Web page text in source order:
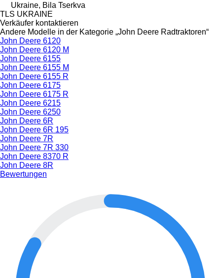
Ukraine, Bila Tserkva
TLS UKRAINE
Verkäufer kontaktieren
Andere Modelle in der Kategorie „John Deere Radtraktoren“
John Deere 6120
John Deere 6120 M
John Deere 6155
John Deere 6155 M
John Deere 6155 R
John Deere 6175
John Deere 6175 R
John Deere 6215
John Deere 6250
John Deere 6R
John Deere 6R 195
John Deere 7R
John Deere 7R 330
John Deere 8370 R
John Deere 8R
Bewertungen